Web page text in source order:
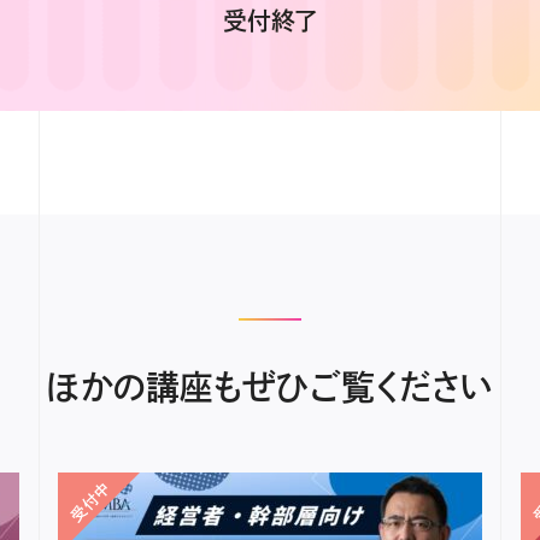
受付終了
ほかの講座もぜひご覧ください
受付中